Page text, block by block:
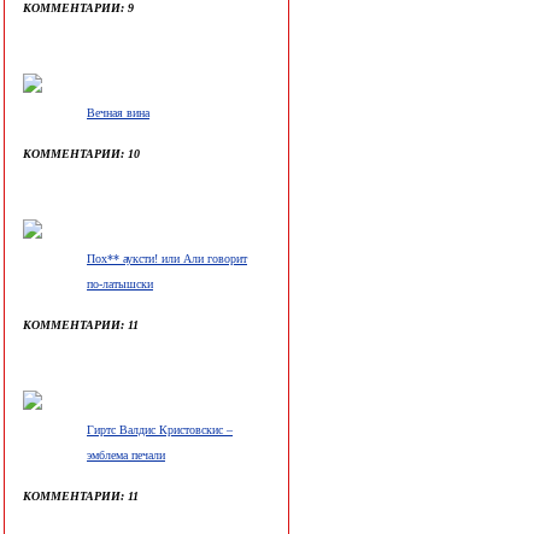
КОММЕНТАРИИ: 9
Вечная вина
КОММЕНТАРИИ: 10
Пох** ауксти! или Али говорит
по-латышски
КОММЕНТАРИИ: 11
Гиртс Валдис Кристовскис –
эмблема печали
КОММЕНТАРИИ: 11